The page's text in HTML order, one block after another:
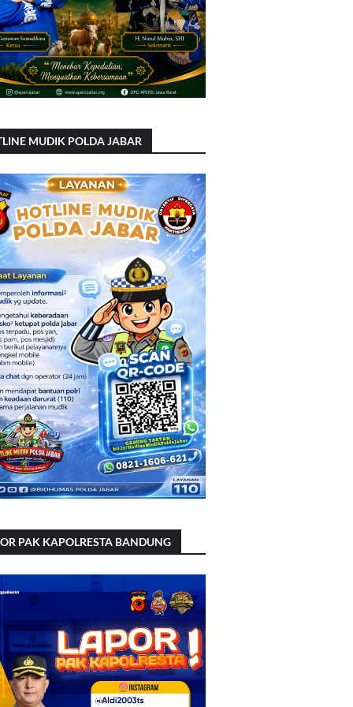
MUDIK POLDA JABAR
PAK KAPOLRESTA BANDUNG